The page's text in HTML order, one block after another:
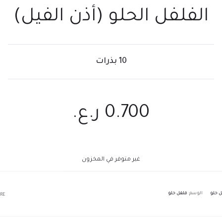
الفلفل الحلو (أذن الفيل)
10 بذرات
0.700 ر.ع.
غير متوفر في المخزون
حلو الوسم: فلفل حلو